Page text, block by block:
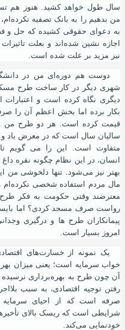
سال طول خواهد کشید. هنوز هم
من بدهیم را به بانک تصفیه نکرده‌ام،
به دعوای حقوقی کشیده که حل و
اجازه نشین شده‌اند و بعلت تاثیرات
نیز مزید بر علت شده است.
دوست هم دوره‌ای من در
شهری دیگر در کار ساخت طرح
دیگری نگاه کرده است و اعتبارات
بکار برده اما بخش اعظم آن را
قیمت کرده است. هر دو طرح من و
سالیان سال است که در معرض باد و
متفاوت است. این را می گویم
انسان، در این نظام چگونه نقره
بهتر نیز می‌شود. تنها دلخوشی من
مال مردم استفاده شخصی نکرده‌ام
معترضند وقتی حکومت به فکر
رواست صرف مسجد کردی؟ اما
پیمانکاران طرح ها و درگیری
امروز بسیار است.
یک نمونه از خسارت‌های
خواب سرمایه است؛ یعنی میزان
آن چون طرح به بهره‌برداری
رفتن توجیه اقتصادی، به سبب
صرفه است که از احیای
شرایطی است که ریسک بالای
خودنمایی می‌کند.